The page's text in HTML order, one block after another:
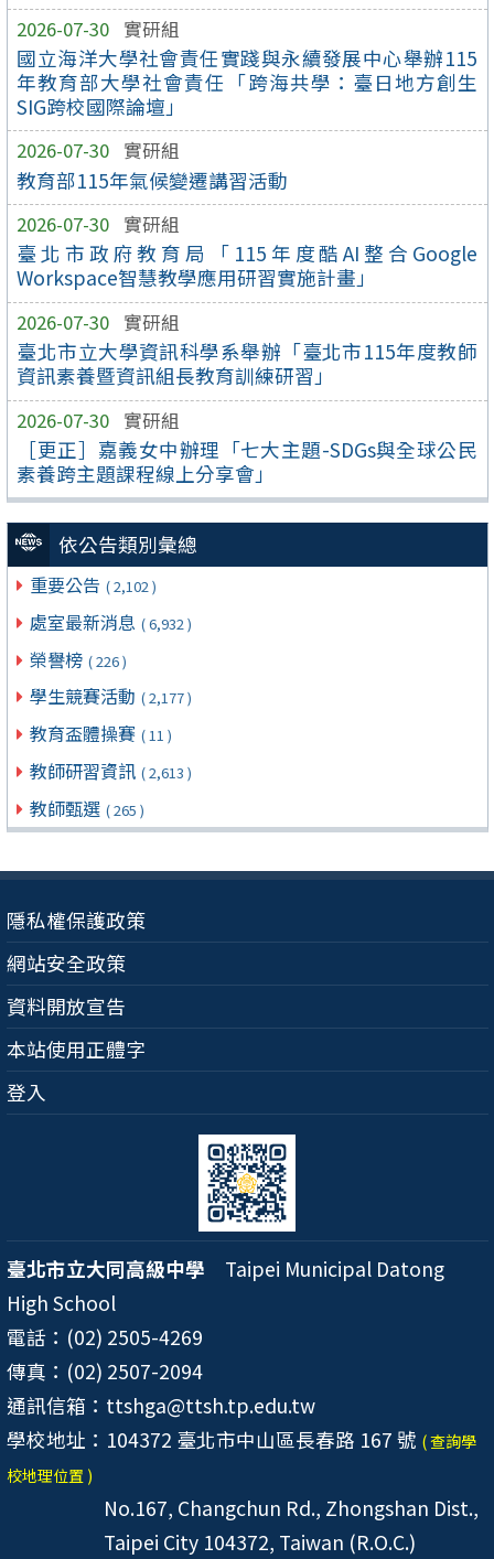
2026-07-30 實研組
國立海洋大學社會責任實踐與永續發展中心舉辦115
年教育部大學社會責任「跨海共學：臺日地方創生
SIG跨校國際論壇」
2026-07-30 實研組
教育部115年氣候變遷講習活動
2026-07-30 實研組
臺北市政府教育局「115年度酷AI整合Google
Workspace智慧教學應用研習實施計畫」
2026-07-30 實研組
臺北市立大學資訊科學系舉辦「臺北市115年度教師
資訊素養暨資訊組長教育訓練研習」
2026-07-30 實研組
［更正］嘉義女中辦理「七大主題-SDGs與全球公民
素養跨主題課程線上分享會」
依公告類別彙總
重要公告 ( 2,102 )
處室最新消息 ( 6,932 )
榮譽榜 ( 226 )
學生競賽活動 ( 2,177 )
教育盃體操賽 ( 11 )
教師研習資訊 ( 2,613 )
教師甄選 ( 265 )
隱私權保護政策
網站安全政策
資料開放宣告
本站使用正體字
登入
臺北市立大同高級中學 Taipei Municipal Datong
High School
電話：(02) 2505-4269
傳真：(02) 2507-2094
通訊信箱：ttshga@ttsh.tp.edu.tw
學校地址：104372 臺北市中山區長春路 167 號 ( 查詢學
校地理位置 )
No.167, Changchun Rd., Zhongshan Dist.,
Taipei City 104372, Taiwan (R.O.C.)